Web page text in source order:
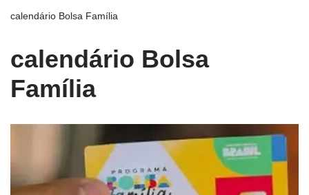
calendário Bolsa Família
calendário Bolsa
Família